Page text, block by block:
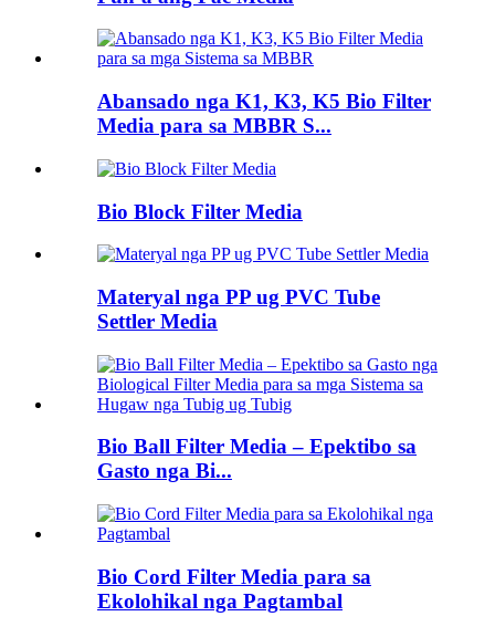
Abansado nga K1, K3, K5 Bio Filter
Media para sa MBBR S...
Bio Block Filter Media
Materyal nga PP ug PVC Tube
Settler Media
Bio Ball Filter Media – Epektibo sa
Gasto nga Bi...
Bio Cord Filter Media para sa
Ekolohikal nga Pagtambal